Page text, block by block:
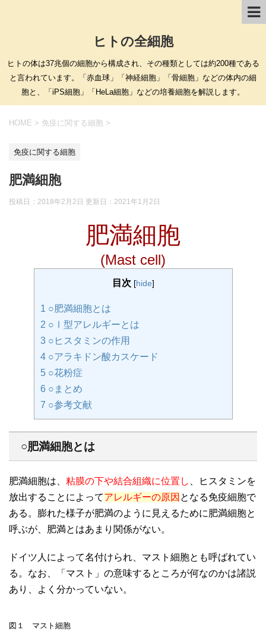
ヒトの全細胞
ヒトの体は37兆個の細胞から構成され、その種類としては約200種である
と言われています。「赤血球」「神経細胞」「骨細胞」などの体内の細
胞と、「iPS細胞」「HeLa細胞」などの培養細胞を解説します。
HOME > 免疫に関する細胞 >
免疫に関する細胞
肥満細胞
投稿日：2018年2月2日 更新日： 2021年1月2日
肥満細胞
(Mast cell)
目次 [hide]
1 ○肥満細胞とは
2 ○Ⅰ型アレルギーとは
3○ヒスタミンの作用
4○アラキドン酸カスケード
5○花粉症
6○まとめ
7 ○参考文献
○肥満細胞とは
肥満細胞は、 粘膜の下や結合組織に位置し
、ヒスタミンを
放出することによってアレルギーの原因 となる免疫細胞で
ある。膨れた様子が肥満のように見えるために肥満細胞と
呼ぶが、肥満とはあまり関係がない。
ドイツ人によって名付けられ、マスト細胞とも呼ばれてい
る。なお、「マスト」の意味するところが何なのかは諸説
あり、よく分かっていない。
図１ マスト細胞